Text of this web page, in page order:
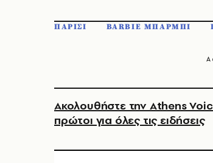
ΠΑΡΙΣΙ BARBIE ΜΠΑΡΜΠΙ
Ακολουθήστε την Athens
πρώτοι για όλες τις ειδήσεις